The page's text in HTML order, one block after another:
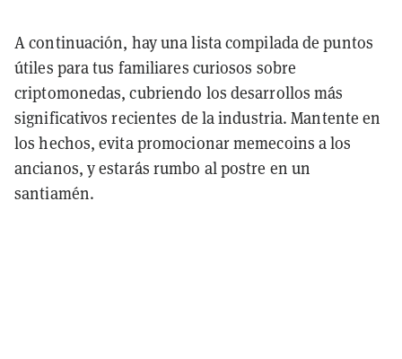
A continuación, hay una lista compilada de puntos
útiles para tus familiares curiosos sobre
criptomonedas, cubriendo los desarrollos más
significativos recientes de la industria. Mantente en
los hechos, evita promocionar memecoins a los
ancianos, y estarás rumbo al postre en un
santiamén.